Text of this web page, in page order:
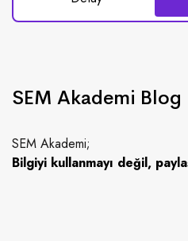
SEM Akademi Blog
SEM Akademi;
Bilgiyi kullanmayı değil,